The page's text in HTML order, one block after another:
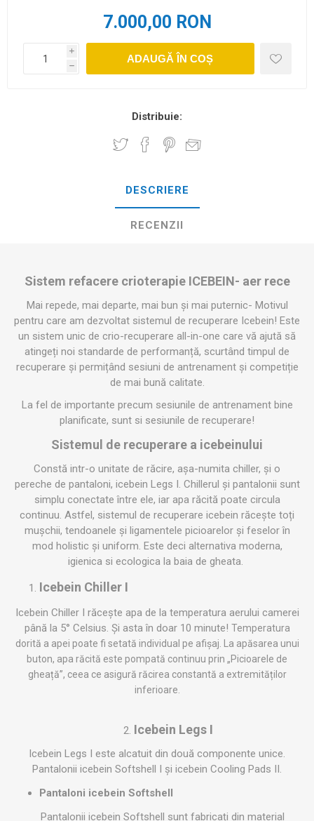
7.000,00 RON
i
h
ADAUGĂ ÎN COȘ
Distribuie:
DESCRIERE
RECENZII
Sistem refacere crioterapie ICEBEIN- aer rece
Mai repede, mai departe, mai bun și mai puternic- Motivul
pentru care am dezvoltat sistemul de recuperare Icebein! Este
un sistem unic de crio-recuperare all-in-one care vă ajută să
atingeți noi standarde de performanță, scurtând timpul de
recuperare și permițând sesiuni de antrenament și competiție
de mai bună calitate.
La fel de importante precum sesiunile de antrenament bine
planificate, sunt si sesiunile de recuperare!
Sistemul de recuperare a icebeinului
Constă intr-o unitate de răcire, așa-numita chiller, și o
pereche de pantaloni, icebein Legs I. Chillerul și pantalonii sunt
simplu conectate între ele, iar apa răcită poate circula
continuu. Astfel, sistemul de recuperare icebein răcește toți
mușchii, tendoanele și ligamentele picioarelor și feselor în
mod holistic și uniform. Este deci alternativa moderna,
igienica si ecologica la baia de gheata.
Icebein Chiller I
Icebein Chiller I răcește apa de la temperatura aerului camerei
până la 5° Celsius. Și asta în doar 10 minute! Temperatura
dorită a apei poate fi setată individual pe afișaj. La apăsarea unui
buton, apa răcită este pompată continuu prin „Picioarele de
gheață”, ceea ce asigură răcirea constantă a extremităților
inferioare.
2. Icebein Legs I
Icebein Legs I este alcatuit din două componente unice.
Pantalonii icebein Softshell I și icebein Cooling Pads II.
Pantaloni icebein Softshell
Pantalonii icebein Softshell sunt fabricați din material